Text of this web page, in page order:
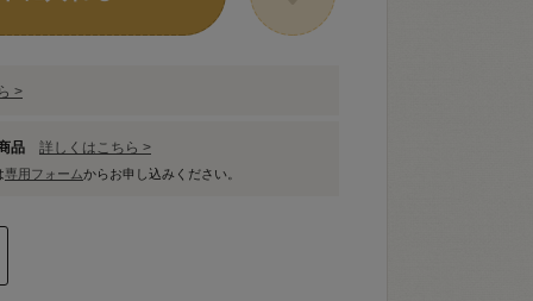
>
品 詳しくはこちら >
専用フォームからお申し込みください。